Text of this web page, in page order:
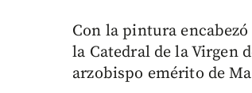
Con la pintura
la Catedral de la Virgen
arzobispo emérito de